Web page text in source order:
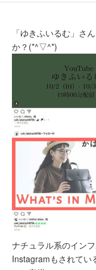
「ゆきふいるむ」さ
か？(*^▽^*)
ナチュラル系のイン
Instagramもされてい